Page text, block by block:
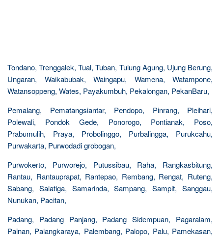
Tondano, Trenggalek, Tual, Tuban, Tulung Agung, Ujung Berung,
Ungaran, Waikabubak, Waingapu, Wamena, Watampone,
Watansoppeng, Wates, Payakumbuh, Pekalongan, PekanBaru,
Pemalang, Pematangsiantar, Pendopo, Pinrang, Pleihari,
Polewali, Pondok Gede, Ponorogo, Pontianak, Poso,
Prabumulih, Praya, Probolinggo, Purbalingga, Purukcahu,
Purwakarta, Purwodadi grobogan,
Purwokerto, Purworejo, Putussibau, Raha, Rangkasbitung,
Rantau, Rantauprapat, Rantepao, Rembang, Rengat, Ruteng,
Sabang, Salatiga, Samarinda, Sampang, Sampit, Sanggau,
Nunukan, Pacitan,
Padang, Padang Panjang, Padang Sidempuan, Pagaralam,
Painan, Palangkaraya, Palembang, Palopo, Palu, Pamekasan,